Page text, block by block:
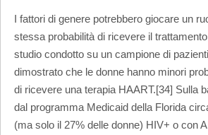
I fattori di genere potrebbero giocare un
stessa probabilità di ricevere il
studio condotto su un campione di
dimostrato che le donne hanno minori
di ricevere una terapia HAART.[34] Sulla
dal programma Medicaid della Florida
(ma solo il 27% delle donne) HIV+ o con